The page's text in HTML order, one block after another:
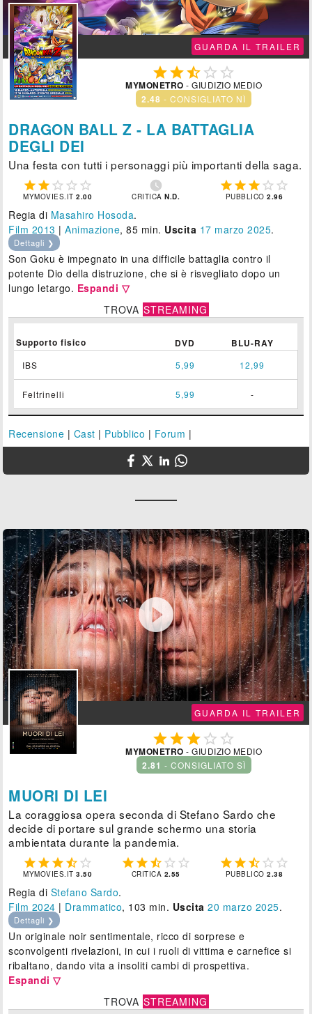
GUARDA IL TRAILER
  
MYMONETRO - GIUDIZIO MEDIO
2.48 - CONSIGLIATO NÌ
DRAGON BALL Z - LA BATTAGLIA
DEGLI DEI
Una festa con tutti i personaggi più importanti della saga.
    
MYMOVIES.IT2.00

CRITICAN.D.
    
PUBBLICO2.96
Regia di Masahiro Hosoda.
Film 2013 |Animazione, 85 min. Uscita 17 marzo 2025.
Dettagli ❯
Son Goku è impegnato in una difficile battaglia contro il
potente Dio della distruzione, che si è risvegliato dopo un
lungo letargo. Espandi ▽
TROVA STREAMING
Supporto fisico DVD BLU-RAY
IBS 5,99 12,99
Feltrinelli 5,99 -
Recensione | Cast | Pubblico | Forum |

GUARDA IL TRAILER
  
MYMONETRO - GIUDIZIO MEDIO
2.81 - CONSIGLIATO SÌ
MUORI DI LEI
La coraggiosa opera seconda di Stefano Sardo che
decide di portare sul grande schermo una storia
ambientata durante la pandemia.
    
MYMOVIES.IT3.50
    
CRITICA 2.55
    
PUBBLICO2.38
Regia di Stefano Sardo.
Film 2024 | Drammatico, 103 min. Uscita 20 marzo 2025.
Dettagli ❯
Un originale noir sentimentale, ricco di sorprese e
sconvolgenti rivelazioni, in cui i ruoli di vittima e carnefice si
ribaltano, dando vita a insoliti cambi di prospettiva.
Espandi ▽
TROVA STREAMING